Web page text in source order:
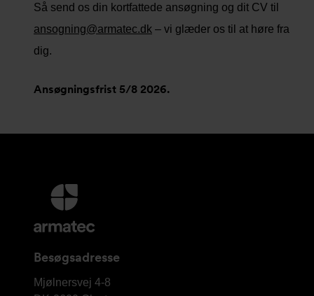
Så send os din kortfattede ansøgning og dit CV til
ansogning@armatec.dk – vi glæder os til at høre fra
dig.
Ansøgningsfrist 5/8 2026.
Yderligere
information
og
Besøgsadresse
Armatec
Mjølnersvej 4-8